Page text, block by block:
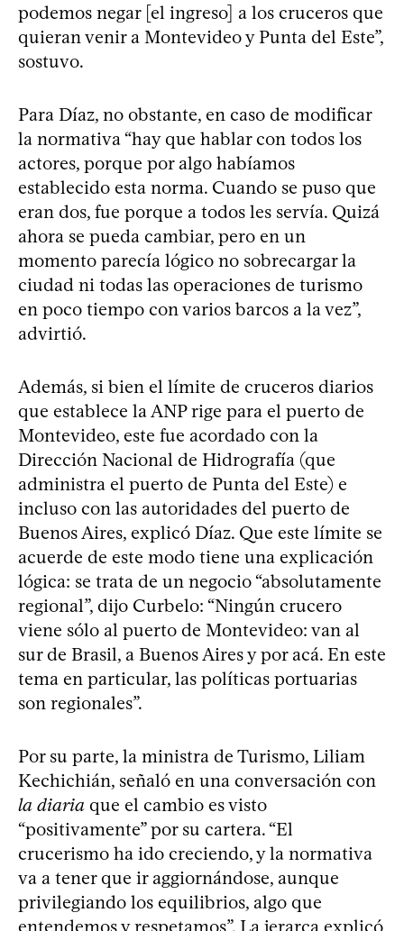
podemos negar [el ingreso] a los cruceros que
quieran venir a Montevideo y Punta del Este”,
sostuvo.
Para Díaz, no obstante, en caso de modificar
la normativa “hay que hablar con todos los
actores, porque por algo habíamos
establecido esta norma. Cuando se puso que
eran dos, fue porque a todos les servía. Quizá
ahora se pueda cambiar, pero en un
momento parecía lógico no sobrecargar la
ciudad ni todas las operaciones de turismo
en poco tiempo con varios barcos a la vez”,
advirtió.
Además, si bien el límite de cruceros diarios
que establece la ANP rige para el puerto de
Montevideo, este fue acordado con la
Dirección Nacional de Hidrografía (que
administra el puerto de Punta del Este) e
incluso con las autoridades del puerto de
Buenos Aires, explicó Díaz. Que este límite se
acuerde de este modo tiene una explicación
lógica: se trata de un negocio “absolutamente
regional”, dijo Curbelo: “Ningún crucero
viene sólo al puerto de Montevideo: van al
sur de Brasil, a Buenos Aires y por acá. En este
tema en particular, las políticas portuarias
son regionales”.
Por su parte, la ministra de Turismo, Liliam
Kechichián, señaló en una conversación con
la diaria que el cambio es visto
“positivamente” por su cartera. “El
crucerismo ha ido creciendo, y la normativa
va a tener que ir aggiornándose, aunque
privilegiando los equilibrios, algo que
entendemos y respetamos”. La jerarca explicó